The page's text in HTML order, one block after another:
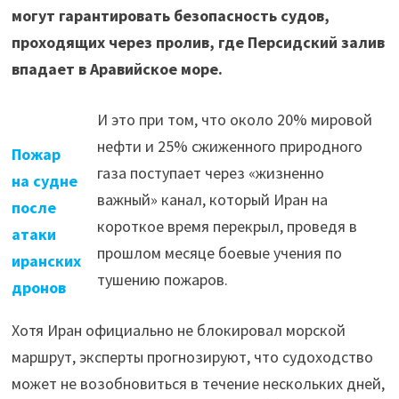
могут гарантировать безопасность судов,
проходящих через пролив, где Персидский залив
впадает в Аравийское море.
Пожар
на судне
после
атаки
иранских
дронов
И это при том, что около 20% мировой
нефти и 25% сжиженного природного
газа поступает через «жизненно
важный» канал, который Иран на
короткое время перекрыл, проведя в
прошлом месяце боевые учения по
тушению пожаров.
Хотя Иран официально не блокировал морской
маршрут, эксперты прогнозируют, что судоходство
может не возобновиться в течение нескольких дней,